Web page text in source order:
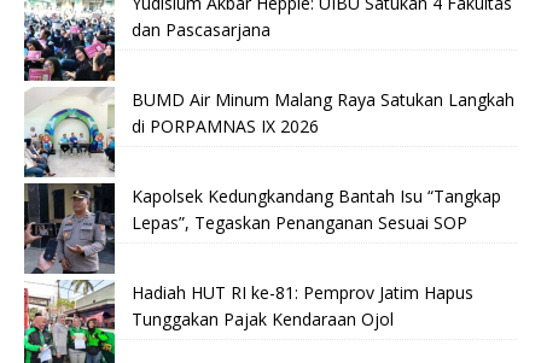
dan Pascasarjana
BUMD Air Minum Malang Raya Satukan Langkah
di PORPAMNAS IX 2026
Kapolsek Kedungkandang Bantah Isu “Tangkap
Lepas”, Tegaskan Penanganan Sesuai SOP
Hadiah HUT RI ke-81: Pemprov Jatim Hapus
Tunggakan Pajak Kendaraan Ojol